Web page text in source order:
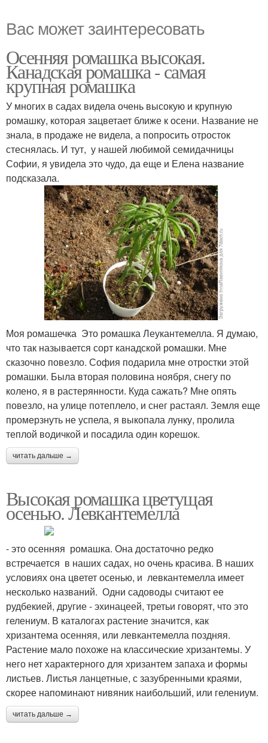
Вас может заинтересовать
Осенняя ромашка высокая.
Канадская ромашка - самая
крупная ромашка
У многих в садах видела очень высокую и крупную
ромашку, которая зацветает ближе к осени. Название не
знала, в продаже не видела, а попросить отросток
стеснялась. И тут, у нашей любимой семидачницы
Софии, я увидела это чудо, да еще и Елена название
подсказала.
Моя ромашечка Это ромашка Леукантемелла. Я думаю,
что так называется сорт канадской ромашки. Мне
сказочно повезло. София подарила мне отростки этой
ромашки. Была вторая половина ноября, снегу по
колено, я в растерянности. Куда сажать? Мне опять
повезло, на улице потеплело, и снег растаял. Земля еще
промерзнуть не успела, я выкопала лунку, пролила
теплой водичкой и посадила один корешок.
читать дальше →
Высокая ромашка цветущая
осенью. Левкантемелла
- это осенняя ромашка. Она достаточно редко
встречается в наших садах, но очень красива. В наших
условиях она цветет осенью, и левкантемелла имеет
несколько названий. Одни садоводы считают ее
рудбекией, другие - эхинацеей, третьи говорят, что это
гелениум. В каталогах растение значится, как
хризантема осенняя, или левкантемелла поздняя.
Растение мало похоже на классические хризантемы. У
него нет характерного для хризантем запаха и формы
листьев. Листья ланцетные, с зазубренными краями,
скорее напоминают нивяник наибольший, или гелениум.
читать дальше →